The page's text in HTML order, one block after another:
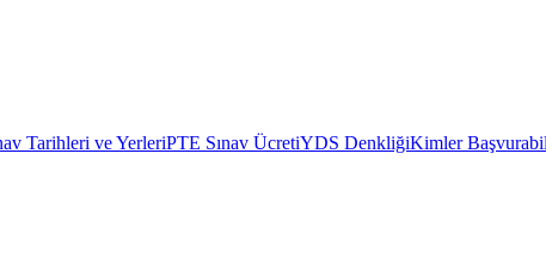
Tarihleri ve YerleriPTE Sınav ÜcretiYDS DenkliğiKimler